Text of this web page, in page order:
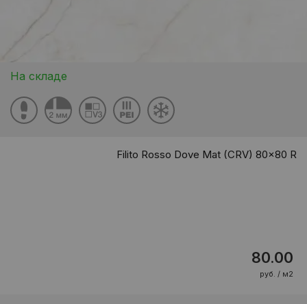
На складе
Filito Rosso Dove Mat (CRV) 80x80 R
80.00
руб. / м2